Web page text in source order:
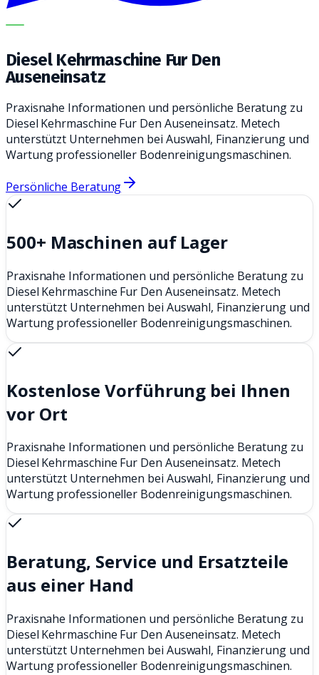
METECH
Diesel Kehrmaschine Fur Den
Auseneinsatz
Praxisnahe Informationen und persönliche Beratung zu
Diesel Kehrmaschine Fur Den Auseneinsatz. Metech
unterstützt Unternehmen bei Auswahl, Finanzierung und
Wartung professioneller Bodenreinigungsmaschinen.
Persönliche Beratung
500+ Maschinen auf Lager
Praxisnahe Informationen und persönliche Beratung zu
Diesel Kehrmaschine Fur Den Auseneinsatz. Metech
unterstützt Unternehmen bei Auswahl, Finanzierung und
Wartung professioneller Bodenreinigungsmaschinen.
Kostenlose Vorführung bei Ihnen
vor Ort
Praxisnahe Informationen und persönliche Beratung zu
Diesel Kehrmaschine Fur Den Auseneinsatz. Metech
unterstützt Unternehmen bei Auswahl, Finanzierung und
Wartung professioneller Bodenreinigungsmaschinen.
Beratung, Service und Ersatzteile
aus einer Hand
Praxisnahe Informationen und persönliche Beratung zu
Diesel Kehrmaschine Fur Den Auseneinsatz. Metech
unterstützt Unternehmen bei Auswahl, Finanzierung und
Wartung professioneller Bodenreinigungsmaschinen.